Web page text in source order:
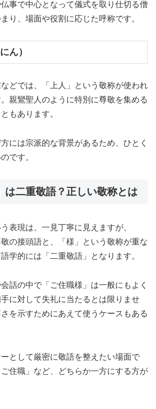
事で中心となって儀式を取り仕切る僧
り、場面や役割に応じた呼称です。
ん）
どでは、「上人」という敬称が使われ
親鸞聖人のように特別に尊敬を集める
もあります。
には宗派的な背景があるため、ひとく
です。
は二重敬語？正しい敬称とは
表現は、一見丁寧に見えますが、
敬の接頭語と、「様」という敬称が重な
学的には「二重敬語」となります。
話の中で「ご住職様」は一般にもよく
に対して失礼に当たるとは限りませ
を示すためにあえて使うケースもある
として厳密に敬語を整えたい場面で
住職」など、どちらか一方にする方が